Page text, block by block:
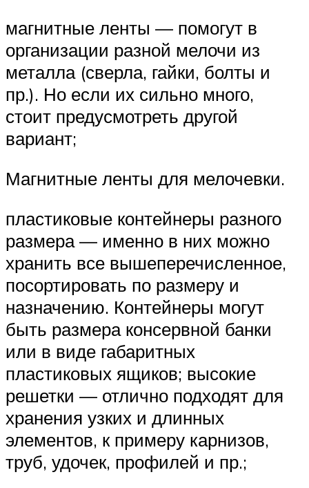
магнитные ленты — помогут в
организации разной мелочи из
металла (сверла, гайки, болты и
пр.). Но если их сильно много,
стоит предусмотреть другой
вариант;
Магнитные ленты для мелочевки.
пластиковые контейнеры разного
размера — именно в них можно
хранить все вышеперечисленное,
посортировать по размеру и
назначению. Контейнеры могут
быть размера консервной банки
или в виде габаритных
пластиковых ящиков; высокие
решетки — отлично подходят для
хранения узких и длинных
элементов, к примеру карнизов,
труб, удочек, профилей и пр.;